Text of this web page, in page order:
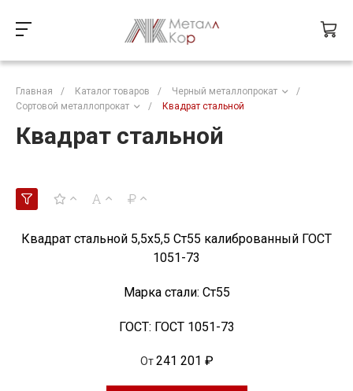
Главная / Каталог товаров / Черный металлопрокат
/
Сортовой металлопрокат
/ Квадрат стальной
Квадрат стальной
Квадрат стальной 5,5х5,5 Ст55 калиброванный ГОСТ
1051-73
Марка стали: Ст55
ГОСТ: ГОСТ 1051-73
От 241 201 ₽